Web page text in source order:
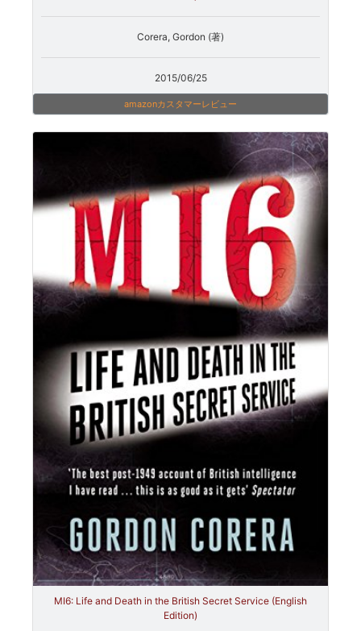
Corera, Gordon (著)
2015/06/25
amazonカスタマーレビュー
MI6: Life and Death in the British Secret Service (English
Edition)